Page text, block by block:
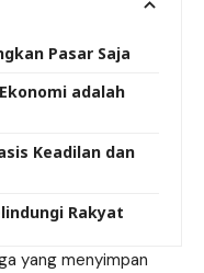
Pasar Saja
adalah
Keadilan dan
Rakyat
yang menyimpan